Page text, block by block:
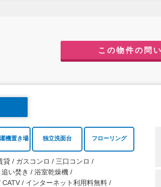
この物件の問
機置き場 独立洗面台 フローリング
貸 ガスコンロ
三口コンロ
追い焚き
浴室乾燥機
CATV
インターネット利用料無料